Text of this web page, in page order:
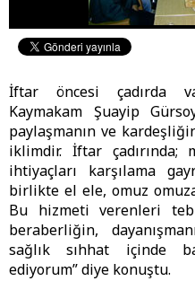
İftar öncesi çadırda
Kaymakam Şuayip
paylaşmanın ve
iklimdir. İftar
ihtiyaçları karşılama
birlikte el ele, omuz
Bu hizmeti verenleri
beraberliğin,
sağlık sıhhat içinde
ediyorum” diye konuştu.